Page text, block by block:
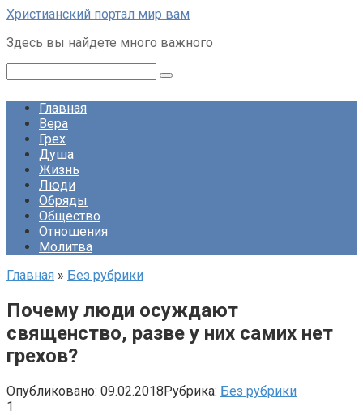
Перейти
контенту
Христианский портал мир вам
Здесь вы найдете много важного
Главная
Вера
Грех
Душа
Жизнь
Люди
Обряды
Общество
Отношения
Молитва
Главная » Без рубрики
Почему люди осуждают
священство, разве у них самих нет
грехов?
Опубликовано: 09.02.2018Рубрика: Без рубрики
1